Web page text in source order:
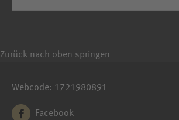
Zurück nach oben springen
Webcode: 1721980891
Facebook